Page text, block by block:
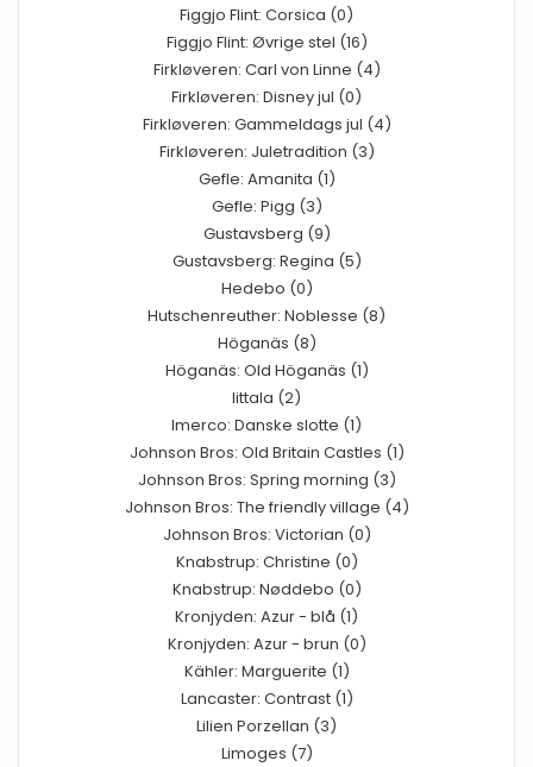
Figgjo Flint: Corsica (0)
Figgjo Flint: Øvrige stel (16)
Firkløveren: Carl von Linne (4)
Firkløveren: Disney jul (0)
Firkløveren: Gammeldags jul (4)
Firkløveren: Juletradition (3)
Gefle: Amanita (1)
Gefle: Pigg (3)
Gustavsberg (9)
Gustavsberg: Regina (5)
Hedebo (0)
Hutschenreuther: Noblesse (8)
Höganäs (8)
Höganäs: Old Höganäs (1)
Iittala (2)
Imerco: Danske slotte (1)
Johnson Bros: Old Britain Castles (1)
Johnson Bros: Spring morning (3)
Johnson Bros: The friendly village (4)
Johnson Bros: Victorian (0)
Knabstrup: Christine (0)
Knabstrup: Nøddebo (0)
Kronjyden: Azur - blå (1)
Kronjyden: Azur - brun (0)
Kähler: Marguerite (1)
Lancaster: Contrast (1)
Lilien Porzellan (3)
Limoges (7)